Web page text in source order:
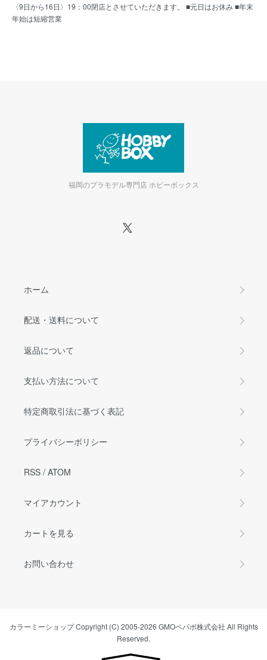
〈9日から16日〉19：00閉店とさせていただきます。 ■元日はお休み ■年末
年始は短縮営業
福岡のプラモデル専門店 ホビーボックス
ホーム
配送・送料について
返品について
支払い方法について
特定商取引法に基づく表記
プライバシーポリシー
RSS / ATOM
マイアカウント
カートを見る
お問い合わせ
カラーミーショップCopyright (C) 2005-2026 GMOペパボ株式会社 All Rights
Reserved.